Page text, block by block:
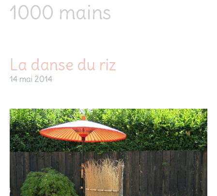
1000 mains
La danse du riz
14 mai 2014